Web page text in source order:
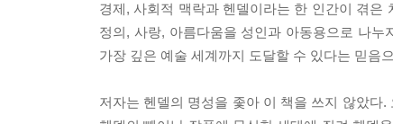
경제, 사회적 맥락과 헨델이라는 한 인간이 겪은
정의, 사랑, 아름다움을 성인과 아동용으로 나
가장 깊은 예술 세계까지 도달할 수 있다는 믿음
저자는 헨델의 명성을 좇아 이 책을 쓰지 않았다